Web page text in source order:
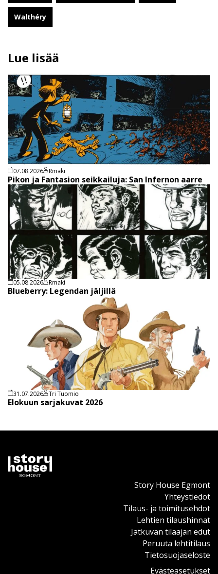
Walthéry
Lue lisää
07.08.2026 Rmaki
Pikon ja Fantasion seikkailuja: San Infernon aarre
05.08.2026 Rmaki
Blueberry: Legendan jäljillä
31.07.2026 Tri Tuomio
Elokuun sarjakuvat 2026
Story House Egmont
Yhteystiedot
Tilaus- ja toimitusehdot
Lehtien tilaushinnat
Jatkuvan tilaajan edut
Peruuta lehtitilaus
Tietosuojaseloste
Evästeasetukset